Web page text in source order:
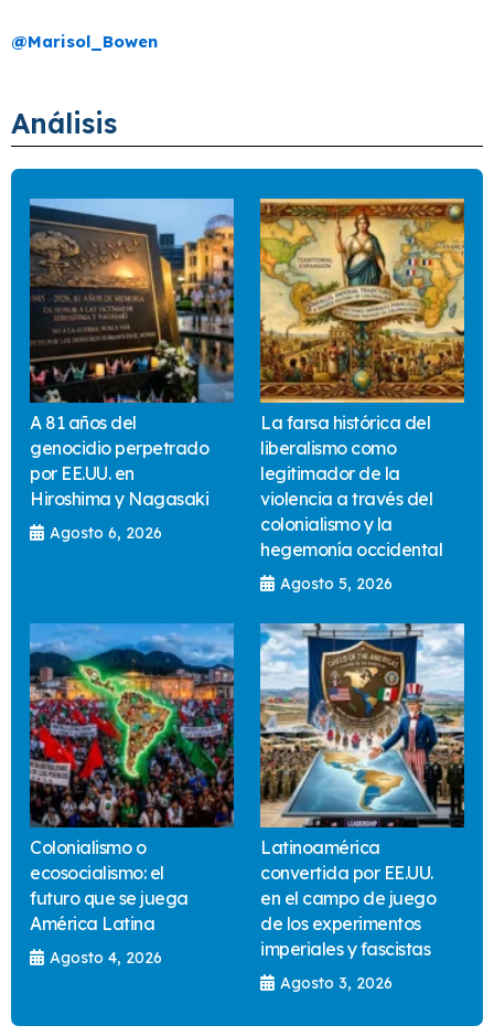
@Marisol_Bowen
Análisis
A 81 años del
genocidio perpetrado
por EE.UU. en
Hiroshima y Nagasaki
Agosto 6, 2026
La farsa histórica del
liberalismo como
legitimador de la
violencia a través del
colonialismo y la
hegemonía occidental
Agosto 5, 2026
Colonialismo o
ecosocialismo: el
futuro que se juega
América Latina
Agosto 4, 2026
Latinoamérica
convertida por EE.UU.
en el campo de juego
de los experimentos
imperiales y fascistas
Agosto 3, 2026